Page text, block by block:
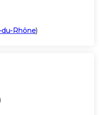
Rhône)